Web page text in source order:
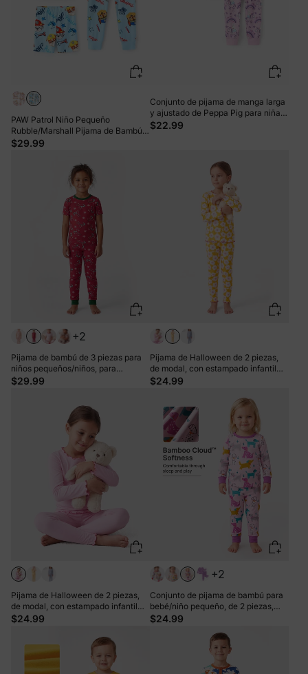
PAW Patrol Niño Pequeño
Rubble/Marshall Pijama de Bambú
de 3 Piezas Look 2 en 1 para 4
$29.99
Conjunto de pijama de manga larga
y ajustado de Peppa Pig para niña
pequeña, 2 piezas, estampado de
$22.99
+2
Pijama de bambú de 3 piezas para
niños pequeños/niños, para
Navidad/Halloween, 2 en 1, para las
$29.99
Pijama de Halloween de 2 piezas,
de modal, con estampado infantil
para niños pequeños (ajustado),
$24.99
Pijama de Halloween de 2 piezas,
de modal, con estampado infantil
para niños pequeños (ajustado),
$24.99
+2
Conjunto de pijama de bambú para
bebé/niño pequeño, de 2 piezas,
con estampado animal, ajustado,
$24.99